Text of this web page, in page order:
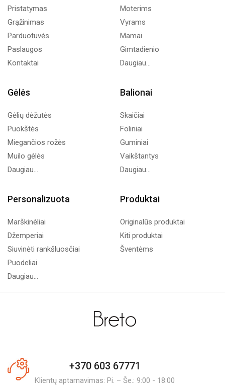
Pristatymas
Grąžinimas
Parduotuvės
Paslaugos
Kontaktai
Moterims
Vyrams
Mamai
Gimtadienio
Daugiau...
Gėlės
Gėlių dėžutės
Puokštės
Miegančios rožės
Muilo gėlės
Daugiau...
Balionai
Skaičiai
Foliniai
Guminiai
Vaikštantys
Daugiau...
Personalizuota
Marškinėliai
Džemperiai
Siuvinėti rankšluosčiai
Puodeliai
Daugiau...
Produktai
Originalūs produktai
Kiti produktai
Šventėms
+370 603 67771
Klientų aptarnavimas: Pi. – Še.: 9:00 - 18:00